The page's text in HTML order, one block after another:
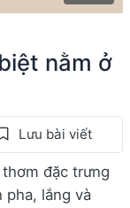
nằm ở
Lưu bài viết
đặc trưng
pha, lắng và